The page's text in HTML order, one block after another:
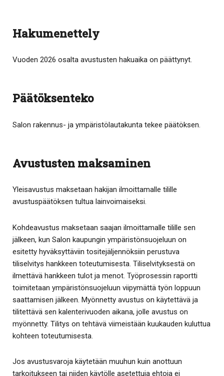
Hakumenettely
Vuoden 2026 osalta avustusten hakuaika on päättynyt.
Päätöksenteko
Salon rakennus- ja ympäristölautakunta tekee päätöksen.
Avustusten maksaminen
Yleisavustus maksetaan hakijan ilmoittamalle tilille
avustuspäätöksen tultua lainvoimaiseksi.
Kohdeavustus maksetaan saajan ilmoittamalle tilille sen
jälkeen, kun Salon kaupungin ympäristönsuojeluun on
esitetty hyväksyttäviin tositejäljennöksiin perustuva
tiliselvitys hankkeen toteutumisesta. Tiliselvityksestä on
ilmettävä hankkeen tulot ja menot. Työprosessin raportti
toimitetaan ympäristönsuojeluun viipymättä työn loppuun
saattamisen jälkeen. Myönnetty avustus on käytettävä ja
tilitettävä sen kalenterivuoden aikana, jolle avustus on
myönnetty. Tilitys on tehtävä viimeistään kuukauden kuluttua
kohteen toteutumisesta.
Jos avustusvaroja käytetään muuhun kuin anottuun
tarkoitukseen tai niiden käytölle asetettuja ehtoja ei